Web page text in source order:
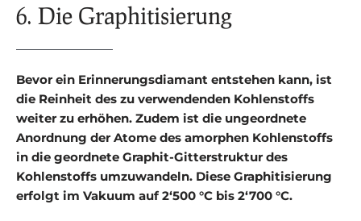
6. Die Graphitisierung
Bevor ein Erinnerungsdiamant entstehen kann, ist
die Reinheit des zu verwendenden Kohlenstoffs
weiter zu erhöhen. Zudem ist die ungeordnete
Anordnung der Atome des amorphen Kohlenstoffs
in die geordnete Graphit-Gitterstruktur des
Kohlenstoffs umzuwandeln. Diese Graphitisierung
erfolgt im Vakuum auf 2‘500 °C bis 2‘700 °C.